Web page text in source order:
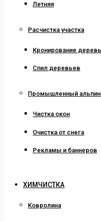
Летняя
Расчистка участка
Кронирование
Спил деревьев
Промышленный
Чистка окон
Очистка от снега
Рекламы и баннеров
ХИМЧИСТКА
Ковролина